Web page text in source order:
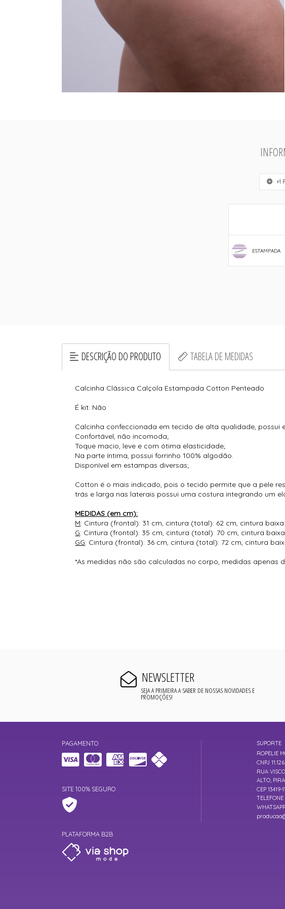
+1
ESTAMPADA
DESCRIÇÃO DO PRODUTO TABELA DE MEDIDAS
Calcinha Clássica Calçola Estampada Cotton Penteado
É kit: Não
Calcinha confeccionada em tecido de alta qualidade,
Confortável, não incomoda;
Toque macio, leve e com ótima elasticidade;
Na parte íntima, possui forrinho 100% algodão.
Disponível em estampas diversas;
Cotton é o mais indicado, pois o tecido permite que a pele
trás e larga nas laterais possui uma costura integrando um
MEDIDAS (em cm):
M: Cintura (frontal): 31 cm, cintura (total): 62 cm, cintura
G: Cintura (frontal): 35 cm, cintura (total): 70 cm, cintura
GG: Cintura (frontal): 36 cm, cintura (total): 72 cm, cintura
*As medidas não são calculadas no corpo, medidas apenas
NEWSLETTER
SEJA A PRIMEIRA A SABER DE NOSSAS NOVIDADES E
PROMOÇÕES!
PAGAMENTO
SITE 100% SEGURO
PLATAFORMA B2B
SUPORTE
ROPELIE
CNPJ
RUA
ALTO,
CEP 13419-
TELEFONE